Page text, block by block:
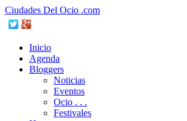
Ciudades Del Ocio .com
Inicio
Agenda
Bloggers
Noticias
Eventos
Ocio . . .
Festivales